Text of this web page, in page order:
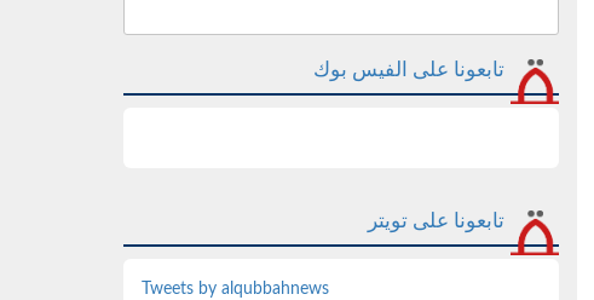
تابعونا على الفيس بوك
تابعونا على تويتر
Tweets by alqubbahnews